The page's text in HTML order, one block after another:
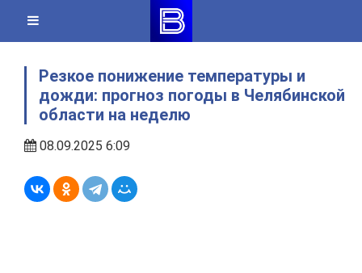
content
Резкое понижение температуры и
дожди: прогноз погоды в Челябинской
области на неделю
08.09.2025 6:09